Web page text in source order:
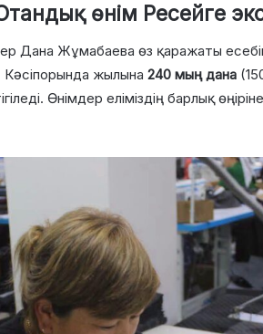
өнім Ресейге
Дана Жұмабаева өз қаражаты
жылына 240 мың дана
Өнімдер еліміздің барлық